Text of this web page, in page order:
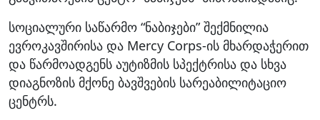
სოციალური საწარმო “ნაბიჯები” შექმნილია
ევროკავშირისა და Mercy Corps-ის მხარდაჭერით
და წარმოადგენს აუტიზმის სპექტრისა და სხვა
დიაგნოზის მქონე ბავშვების სარეაბილიტაციო
ცენტრს.